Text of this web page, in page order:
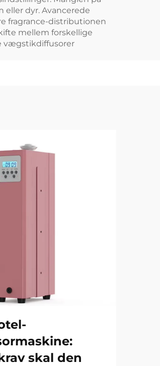
dyr. Avancerede
fragrance-distributionen
mellem forskellige
vægstikdiffusorer
skal den